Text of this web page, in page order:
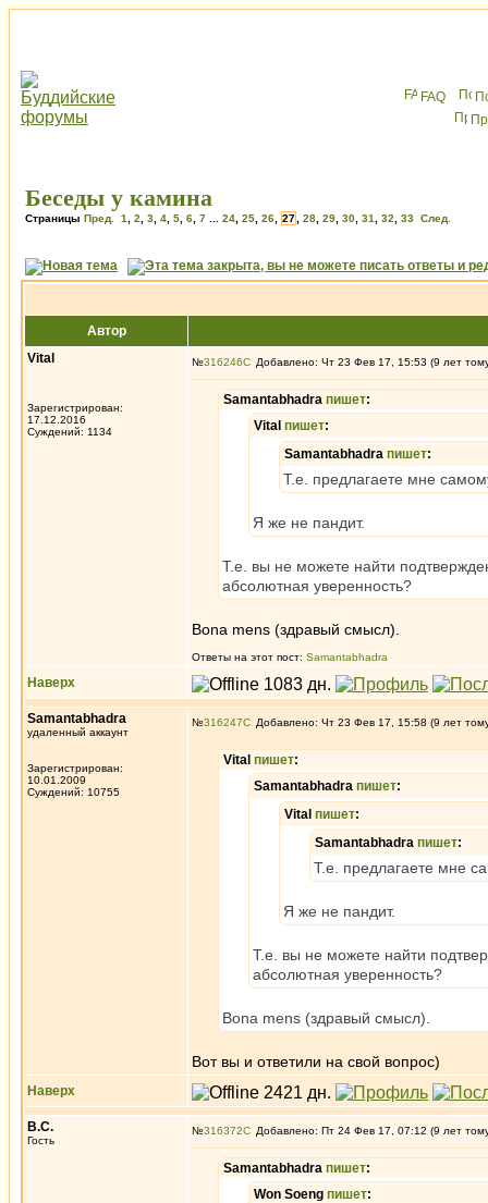
FAQ
Беседы у камина
Страницы Пред. 1 2 3 4 5 6 7 24 25 26 27 28 29 30 31 32 33 След.
Автор
Vital
Зарегистрирован:
17.12.2016
Суждений: 1134
№316246 Добавлено: Чт 23 Фев 17, 15:53 (9 лет
Samantabhadra пишет:
Vital пишет:
Samantabhadra пишет:
Т.е. предлагаете мне
Я же не пандит.
Т.е. вы не можете найти
абсолютная уверенность?
Bona mens (здравый смысл).
Ответы на этот пост: Samantabhadra
Наверх
Samantabhadra
удаленный аккаунт
Зарегистрирован:
10.01.2009
Суждений: 10755
№316247 Добавлено: Чт 23 Фев 17, 15:58 (9 лет
Vital пишет:
Samantabhadra пишет:
Vital пишет:
Samantabhadra пишет:
Т.е. предлагаете мне
Я же не пандит.
Т.е. вы не можете найти
абсолютная уверенность?
Bona mens (здравый смысл).
Вот вы и ответили на свой вопрос)
Наверх
В.С.
Гость
№316372 Добавлено: Пт 24 Фев 17, 07:12 (9 лет
Samantabhadra пишет:
Won Soeng пишет: